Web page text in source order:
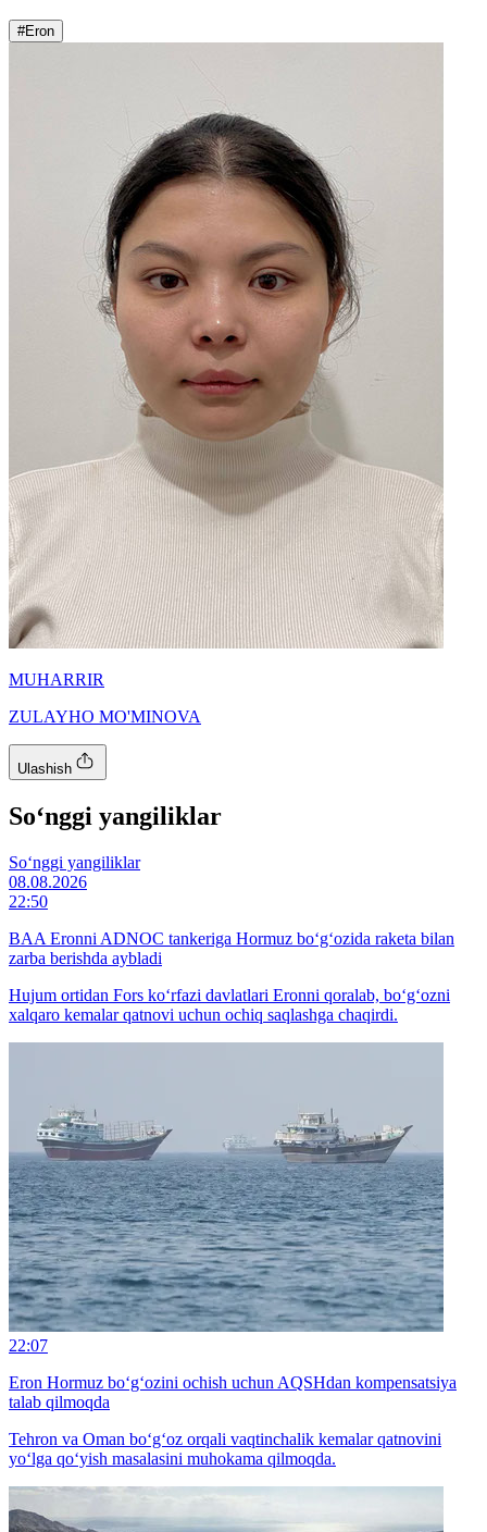
#Eron
MUHARRIR
ZULAYHO MO'MINOVA
Ulashish
So‘nggi yangiliklar
So‘nggi yangiliklar
08.08.2026
22:50
BAA Eronni ADNOC tankeriga Hormuz bo‘g‘ozida raketa bilan
zarba berishda aybladi
Hujum ortidan Fors ko‘rfazi davlatlari Eronni qoralab, bo‘g‘ozni
xalqaro kemalar qatnovi uchun ochiq saqlashga chaqirdi.
22:07
Eron Hormuz bo‘g‘ozini ochish uchun AQSHdan kompensatsiya
talab qilmoqda
Tehron va Oman bo‘g‘oz orqali vaqtinchalik kemalar qatnovini
yo‘lga qo‘yish masalasini muhokama qilmoqda.